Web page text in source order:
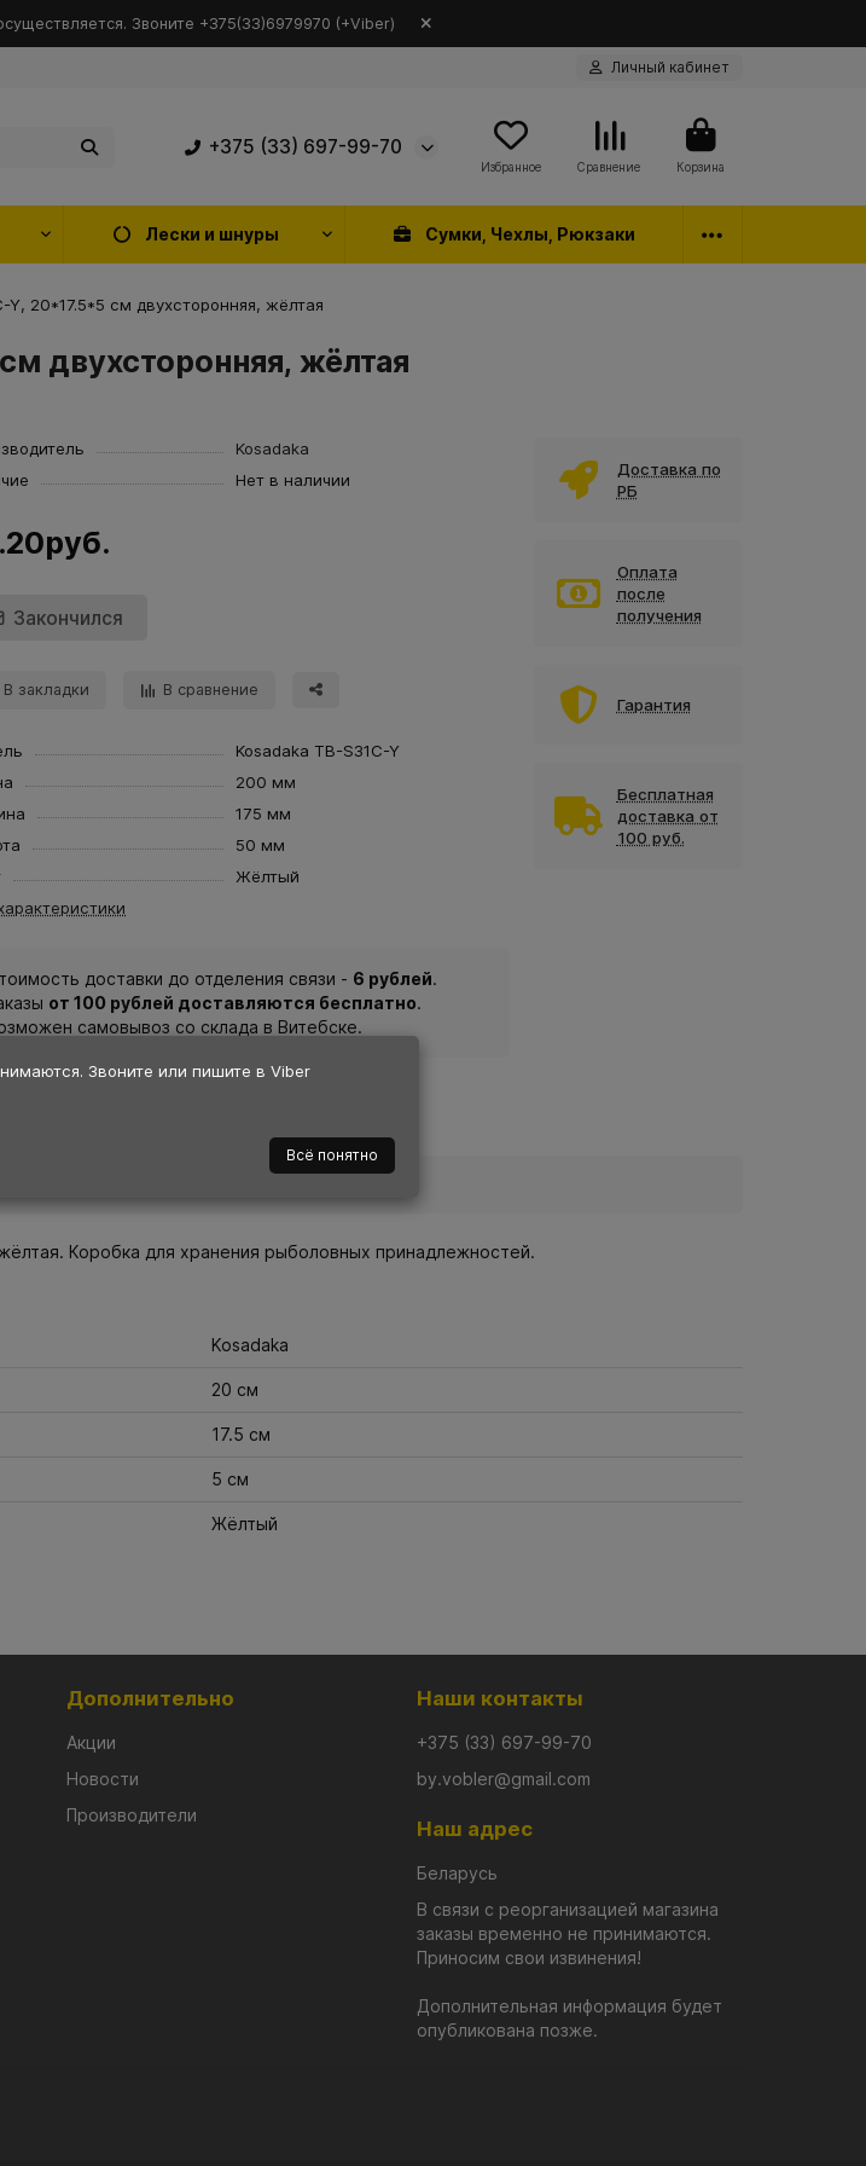
Звоните +375(33)6979970 (+Viber)
Личный кабинет
+375 (33) 697-99-70
Избранное Сравнение Корзина
Лески и шнуры Сумки, Чехлы, Рюкзаки
Y, 20*17.5*5 см двухсторонняя, жёлтая
двухсторонняя, жёлтая
Kosadaka
Нет в наличии
Закончился
В закладки В сравнение
Kosadaka TB-S31C-Y
200 мм
175 мм
50 мм
Жёлтый
доставки до отделения связи - 6 рублей.
от 100 рублей доставляются бесплатно.
самовывоз со склада в Витебске.
Доставка по
РБ
Оплата
после
получения
Гарантия
Бесплатная
доставка от
100 руб.
Коробка для хранения рыболовных принадлежностей.
Kosadaka
20 см
17.5 см
5 см
Жёлтый
Звоните или пишите в Viber
Всё понятно
Дополнительно
Акции
Новости
Производители
Наши контакты
+375 (33) 697-99-70
by.vobler@gmail.com
Наш адрес
Беларусь
В связи с реорганизацией магазина
заказы временно не принимаются.
Приносим свои извинения!
Дополнительная информация будет
опубликована позже.